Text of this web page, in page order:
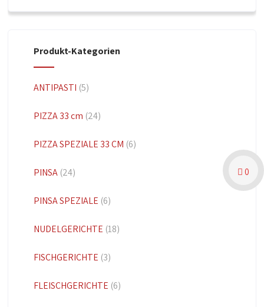
Produkt-Kategorien
ANTIPASTI (5)
PIZZA 33 cm (24)
PIZZA SPEZIALE 33 CM (6)
PINSA (24)
PINSA SPEZIALE (6)
NUDELGERICHTE (18)
FISCHGERICHTE (3)
FLEISCHGERICHTE (6)
0